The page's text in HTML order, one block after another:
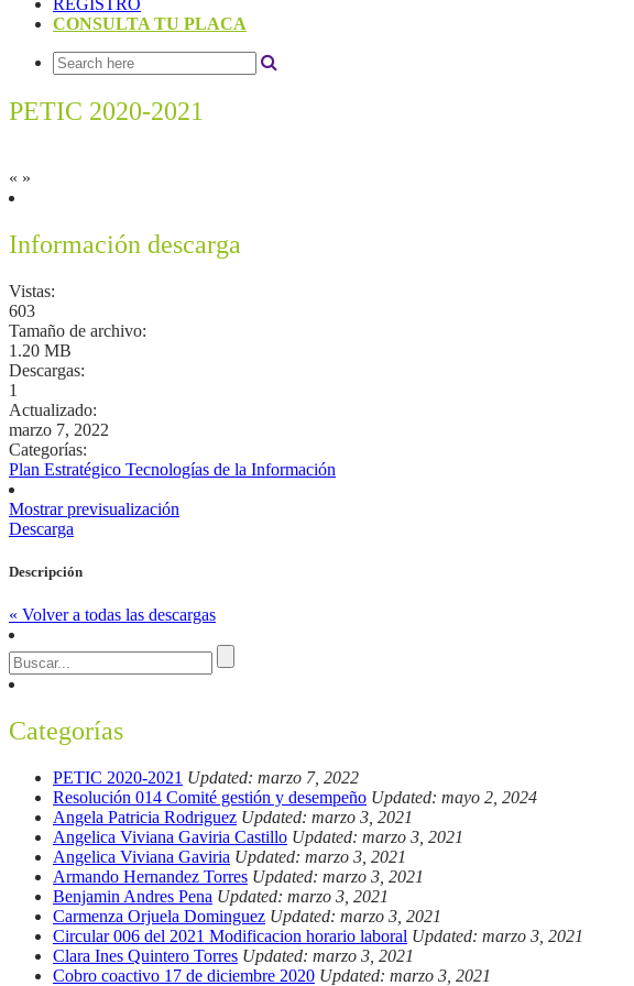
REGISTRO
CONSULTA TU PLACA
PETIC 2020-2021
« »
Información descarga
Vistas:
603
Tamaño de archivo:
1.20 MB
Descargas:
1
Actualizado:
marzo 7, 2022
Categorías:
Plan Estratégico Tecnologías de la Información
Mostrar previsualización
Descarga
Descripción
« Volver a todas las descargas
Categorías
PETIC 2020-2021 Updated: marzo 7, 2022
Resolución 014 Comité gestión y desempeño Updated: mayo 2, 2024
Angela Patricia Rodriguez Updated: marzo 3, 2021
Angelica Viviana Gaviria Castillo Updated: marzo 3, 2021
Angelica Viviana Gaviria Updated: marzo 3, 2021
Armando Hernandez Torres Updated: marzo 3, 2021
Benjamin Andres Pena Updated: marzo 3, 2021
Carmenza Orjuela Dominguez Updated: marzo 3, 2021
Circular 006 del 2021 Modificacion horario laboral Updated: marzo 3, 2021
Clara Ines Quintero Torres Updated: marzo 3, 2021
Cobro coactivo 17 de diciembre 2020 Updated: marzo 3, 2021